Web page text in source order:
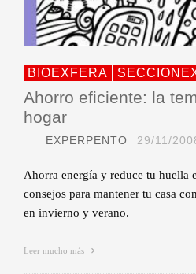
BIOEXFERA
Ahorro eficiente: la
hogar
EXPERPENTO 29/11/
Ahorra energía y reduce tu huella
consejos para mantener tu casa
en invierno y verano.
Leer mucho más